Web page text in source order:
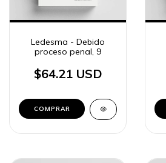
Ledesma - Debido
proceso penal, 9
$64.21 USD
COMPRAR